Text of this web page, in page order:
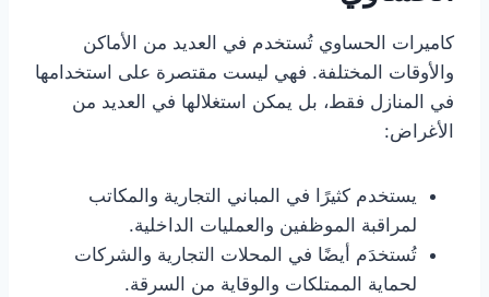
كاميرات الحساوي تُستخدم في العديد من الأماكن
والأوقات المختلفة. فهي ليست مقتصرة على استخدامها
في المنازل فقط، بل يمكن استغلالها في العديد من
الأغراض:
يستخدم كثيرًا في المباني التجارية والمكاتب
لمراقبة الموظفين والعمليات الداخلية.
تُستخدَم أيضًا في المحلات التجارية والشركات
لحماية الممتلكات والوقاية من السرقة.